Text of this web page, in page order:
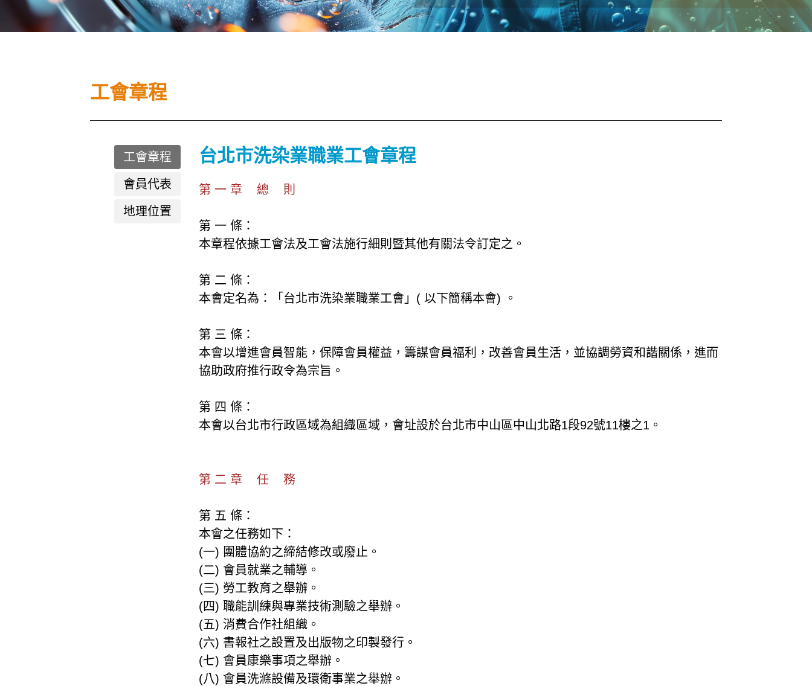
工會章程
工會章程
會員代表
地理位置
台北市洗染業職業工會章程
第 一 章 總 則
第 一 條：
本章程依據工會法及工會法施行細則暨其他有關法令訂定之。
第 二 條：
本會定名為：「台北市洗染業職業工會」( 以下簡稱本會) 。
第 三 條：
本會以增進會員智能，保障會員權益，籌謀會員福利，改善會員生活，並協調勞資和諧關係，進而
協助政府推行政令為宗旨。
第 四 條：
本會以台北市行政區域為組織區域，會址設於台北市中山區中山北路1段92號11樓之1。
第 二 章 任 務
第 五 條：
本會之任務如下：
(一) 團體協約之締結修改或廢止。
(二) 會員就業之輔導。
(三) 勞工教育之舉辦。
(四) 職能訓練與專業技術測驗之舉辦。
(五) 消費合作社組織。
(六) 書報社之設置及出版物之印製發行。
(七) 會員康樂事項之舉辦。
(八) 會員洗滌設備及環衛事業之舉辦。